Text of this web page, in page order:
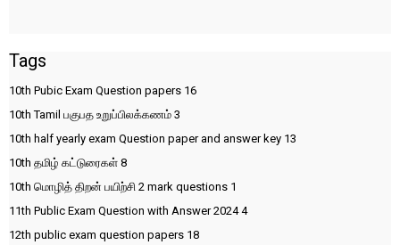
Tags
10th Pubic Exam Question papers 16
10th Tamil பகுபத உறுப்பிலக்கணம் 3
10th half yearly exam Question paper and answer key 13
10th தமிழ் கட்டுரைகள் 8
10th மொழித் திறன் பயிற்சி 2 mark questions 1
11th Public Exam Question with Answer 20244
12th public exam question papers 18